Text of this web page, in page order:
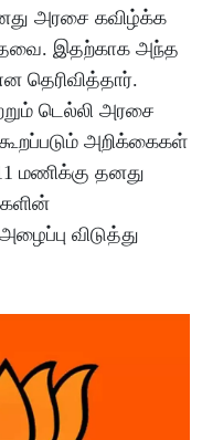
அரசை கவிழ்க்க
இதற்காக அந்த
தெரிவித்தார்.
டெல்லி அரசை
அறிக்கைகள்
மணிக்கு தனது
விடுத்து